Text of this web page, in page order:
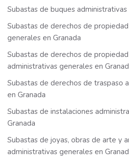
Subastas de buques
Subastas de derechos de
generales en Granada
Subastas de derechos de
administrativas generales en
Subastas de derechos de traspaso
en Granada
Subastas de instalaciones
Granada
Subastas de joyas, obras de arte y
administrativas generales en